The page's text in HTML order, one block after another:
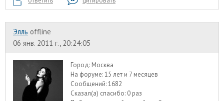
Элль offline
06 янв. 2011 г., 20:24:05
Город: Москва
На форуме:15 лет и 7 месяцев
Сообщений:1682
Сказал(а) спасибо: 0 раз